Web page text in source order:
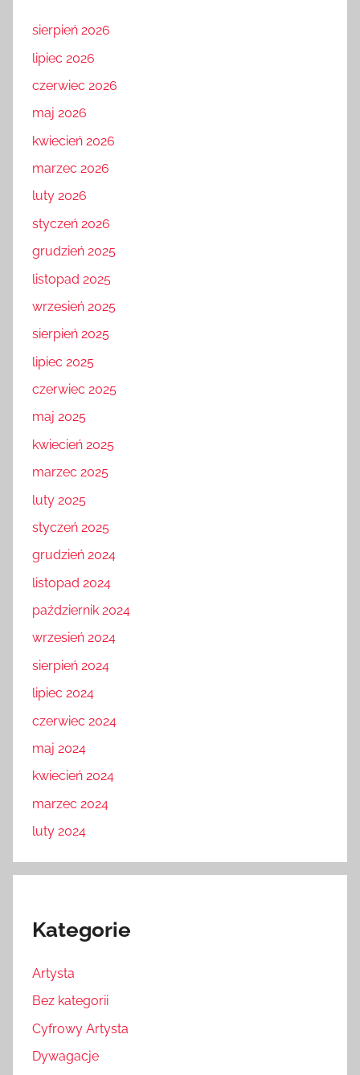
sierpień 2026
lipiec 2026
czerwiec 2026
maj 2026
kwiecień 2026
marzec 2026
luty 2026
styczeń 2026
grudzień 2025
listopad 2025
wrzesień 2025
sierpień 2025
lipiec 2025
czerwiec 2025
maj 2025
kwiecień 2025
marzec 2025
luty 2025
styczeń 2025
grudzień 2024
listopad 2024
październik 2024
wrzesień 2024
sierpień 2024
lipiec 2024
czerwiec 2024
maj 2024
kwiecień 2024
marzec 2024
luty 2024
Kategorie
Artysta
Bez kategorii
Cyfrowy Artysta
Dywagacje